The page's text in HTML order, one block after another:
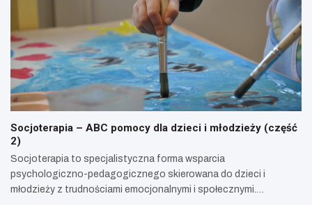
Socjoterapia – ABC pomocy dla dzieci i młodzieży (część
2)
Socjoterapia to specjalistyczna forma wsparcia
psychologiczno-pedagogicznego skierowana do dzieci i
młodzieży z trudnościami emocjonalnymi i społecznymi.…